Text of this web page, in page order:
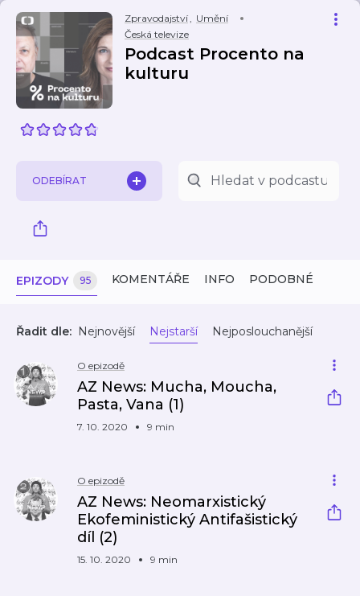
Zpravodajství, Umění
Česká televize
Podcast Procento na
kulturu
ODEBÍRAT
EPIZODY 95 KOMENTÁŘE INFO PODOBNÉ
Řadit dle: Nejnovější Nejstarší Nejposlouchanější
O epizodě
AZ News: Mucha, Moucha,
Pasta, Vana (1)
7. 10. 2020 9 min
O epizodě
AZ News: Neomarxistický
Ekofeministický Antifašistický
díl (2)
15. 10. 2020 9 min